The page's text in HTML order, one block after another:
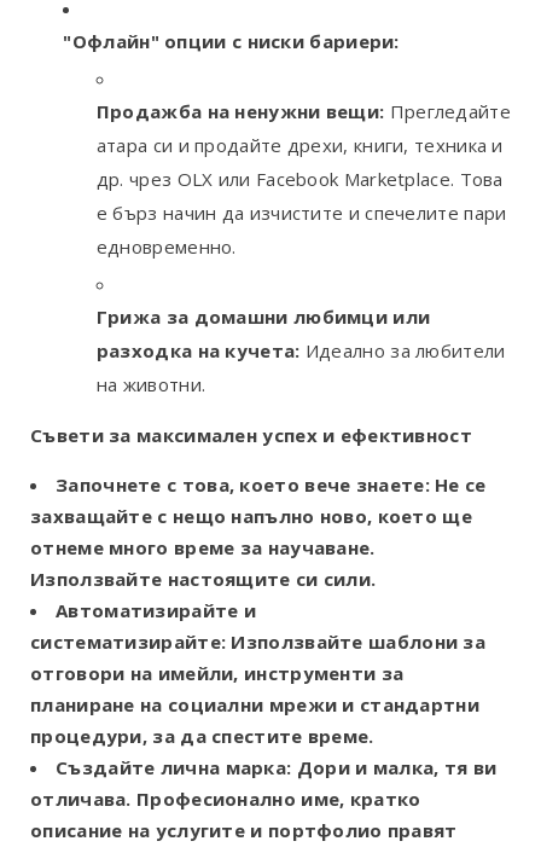
"Офлайн" опции с ниски бариери:
Продажба на ненужни вещи: Прегледайте
атара си и продайте дрехи, книги, техника и
др. чрез OLX или Facebook Marketplace. Това
е бърз начин да изчистите и спечелите пари
едновременно.
Грижа за домашни любимци или
разходка на кучета: Идеално за любители
на животни.
Съвети за максимален успех и ефективност
Започнете с това, което вече знаете:Не се
захващайте с нещо напълно ново, което ще
отнеме много време за научаване.
Използвайте настоящите си сили.
Автоматизирайте и
систематизирайте: Използвайте шаблони за
отговори на имейли, инструменти за
планиране на социални мрежи и стандартни
процедури, за да спестите време.
Създайте лична марка: Дори и малка, тя ви
отличава. Професионално име, кратко
описание на услугите и портфолио правят